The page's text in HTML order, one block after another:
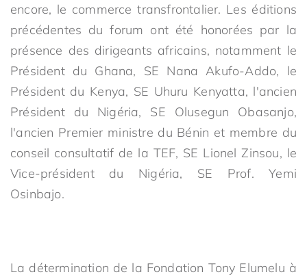
encore, le commerce transfrontalier. Les éditions
précédentes du forum ont été honorées par la
présence des dirigeants africains, notamment le
Président du Ghana, SE Nana Akufo-Addo, le
Président du Kenya, SE Uhuru Kenyatta, l'ancien
Président du Nigéria, SE Olusegun Obasanjo,
l'ancien Premier ministre du Bénin et membre du
conseil consultatif de la TEF, SE Lionel Zinsou, le
Vice-président du Nigéria, SE Prof. Yemi
Osinbajo.
La détermination de la Fondation Tony Elumelu à